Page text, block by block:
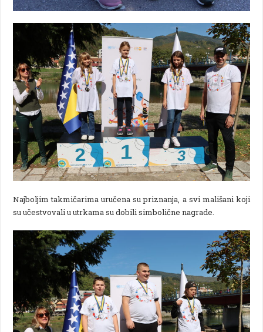
Najboljim takmičarima uručena su priznanja, a svi mališani koji
su učestvovali u utrkama su dobili simbolične nagrade.